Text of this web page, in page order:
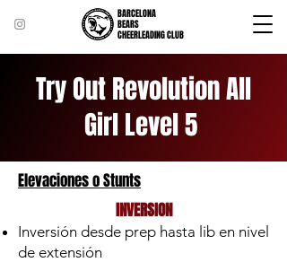
BARCELONA
BEARS
CHEERLEADING CLUB
Try Out Revolution All
Girl Level 5
Elevaciones o Stunts
INVERSION
Inversión desde prep hasta lib en nivel
de extensión